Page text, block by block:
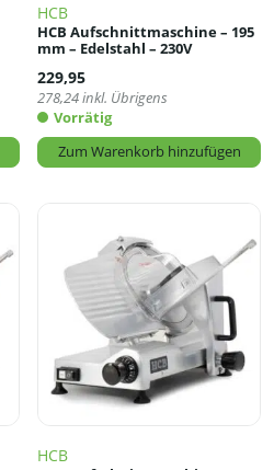
HCB
HCB Aufschnittmaschine – 195
mm – Edelstahl – 230V
229,95
278,24inkl. Übrigens
Vorrätig
Zum Warenkorb hinzufügen
HCB